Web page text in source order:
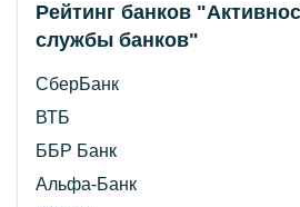
Рейтинг банков
службы банков"
СберБанк
ВТБ
ББР Банк
Альфа-Банк